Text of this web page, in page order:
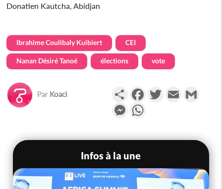
Donatien Kautcha, Abidjan
Ibrahime Coulibaly Kuibiert CEI
Nanan Désiré Tanoé élections vote
Par Koaci PartagerFacebookTwitterEmail
Messenger
Infos à la une